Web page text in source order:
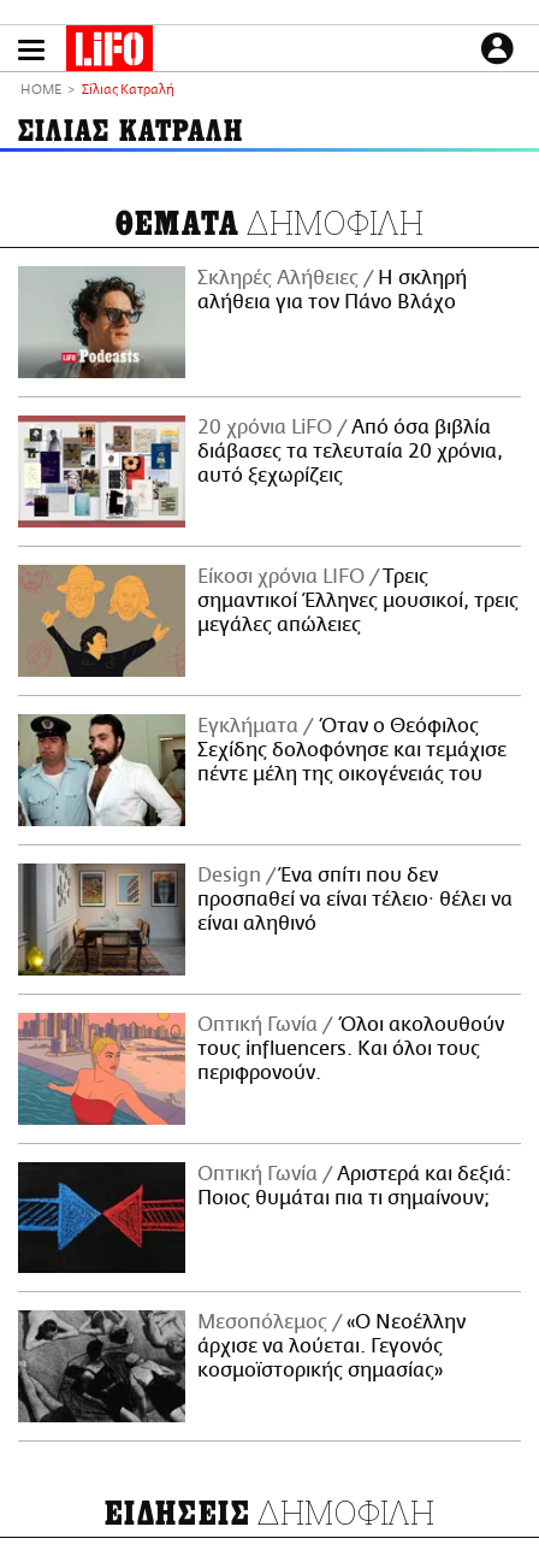
το
LIFO SHOP
NEWSLETTER
ΜΙΚΡΟΠΡΑΓΜΑΤΑ
THE GOOD LIFO
LIFOLAND
CITY GUIDE
ΑΜΠΑ
PRINT
ΕΙΔΗΣΕΙΣ
CULTURE
PODCASTS
Plus
HOME Σίλιας Κατραλή
ΣΙΛΙΑΣ ΚΑΤΡΑΛΗ
ΘΕΜΑΤΑ ΔΗΜΟΦΙΛΗ
Σκληρές Αλήθειες
H σκληρή
αλήθεια για τον Πάνο Βλάχο
20 χρόνια LiFO
Από όσα βιβλία
διάβασες τα τελευταία 20 χρόνια,
αυτό ξεχωρίζεις
Είκοσι χρόνια LIFO
Tρεις
σημαντικοί Έλληνες μουσικοί, τρεις
μεγάλες απώλειες
Εγκλήματα
Όταν ο Θεόφιλος
Σεχίδης δολοφόνησε και τεμάχισε
πέντε μέλη της οικογένειάς του
Design
Ένα σπίτι που δεν
προσπαθεί να είναι τέλειο· θέλει να
είναι αληθινό
Οπτική Γωνία
Όλοι ακολουθούν
τους influencers. Και όλοι τους
περιφρονούν.
Οπτική Γωνία
Αριστερά και δεξιά:
Ποιος θυμάται πια τι σημαίνουν;
Μεσοπόλεμος
«Ο Νεοέλλην
άρχισε να λούεται. Γεγονός
κοσμοϊστορικής σημασίας»
ΕΙΔΗΣΕΙΣ ΔΗΜΟΦΙΛΗ